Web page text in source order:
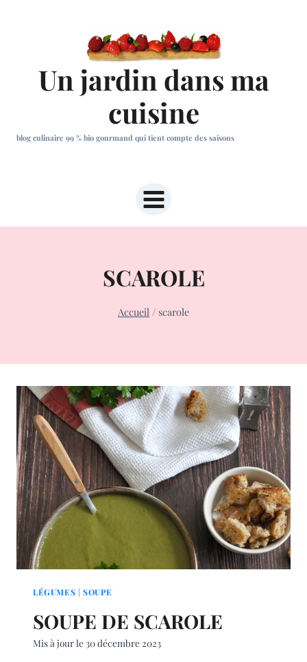
Un jardin dans ma
cuisine
blog culinaire 99 % bio gourmand qui tient compte des saisons
SCAROLE
Accueil / scarole
LÉGUMES | SOUPE
SOUPE DE SCAROLE
Mis à jour le30 décembre 2023